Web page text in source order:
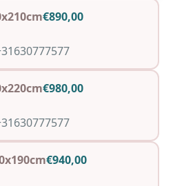
€890,00
€980,00
€940,00